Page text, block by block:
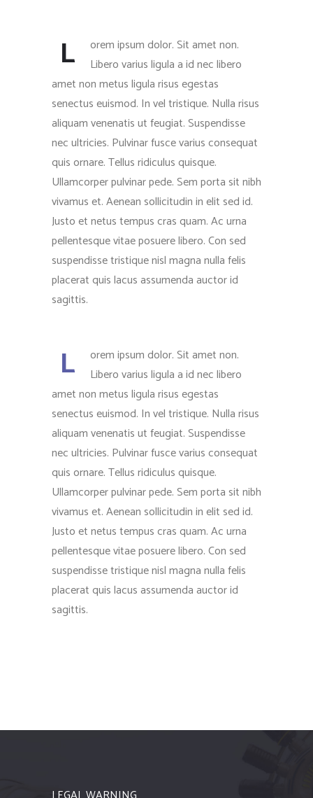
L
orem ipsum dolor. Sit amet non.
Libero varius ligula a id nec libero
amet non metus ligula risus egestas
senectus euismod. In vel tristique. Nulla risus
aliquam venenatis ut feugiat. Suspendisse
nec ultricies. Pulvinar fusce varius consequat
quis ornare. Tellus ridiculus quisque.
Ullamcorper pulvinar pede. Sem porta sit nibh
vivamus et. Aenean sollicitudin in elit sed id.
Justo et netus tempus cras quam. Ac urna
pellentesque vitae posuere libero. Con sed
suspendisse tristique nisl magna nulla felis
placerat quis lacus assumenda auctor id
sagittis.
L
orem ipsum dolor. Sit amet non.
Libero varius ligula a id nec libero
amet non metus ligula risus egestas
senectus euismod. In vel tristique. Nulla risus
aliquam venenatis ut feugiat. Suspendisse
nec ultricies. Pulvinar fusce varius consequat
quis ornare. Tellus ridiculus quisque.
Ullamcorper pulvinar pede. Sem porta sit nibh
vivamus et. Aenean sollicitudin in elit sed id.
Justo et netus tempus cras quam. Ac urna
pellentesque vitae posuere libero. Con sed
suspendisse tristique nisl magna nulla felis
placerat quis lacus assumenda auctor id
sagittis.